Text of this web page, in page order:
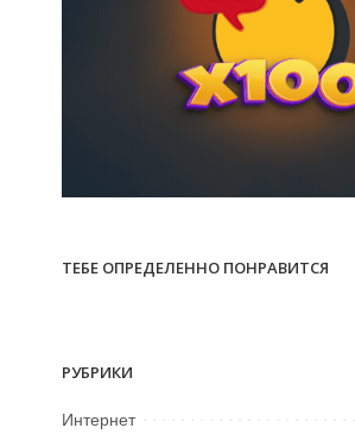
ТЕБЕ ОПРЕДЕЛЕННО ПОНРАВИТСЯ
РУБРИКИ
Интернет